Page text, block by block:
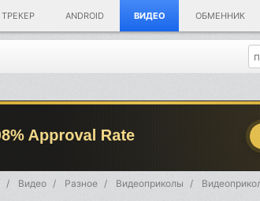
ТРЕКЕР ANDROID ВИДЕО ОБМЕННИК
Видео Разное Видеоприколы